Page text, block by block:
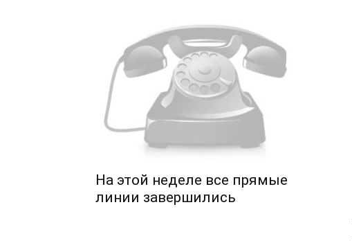
На этой неделе все прямые
линии завершились